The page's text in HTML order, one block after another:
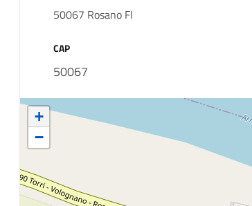
50067 Rosano FI
CAP
50067
+
−